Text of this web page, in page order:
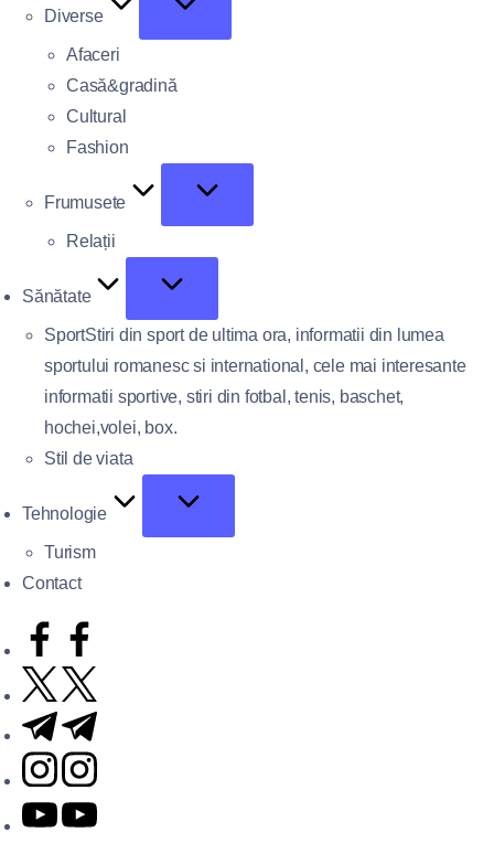
Diverse
Afaceri
Casă&gradină
Cultural
Fashion
Frumusete
Relații
Sănătate
SportStiri din sport de ultima ora, informatii din lumea
sportului romanesc si international, cele mai interesante
informatii sportive, stiri din fotbal, tenis, baschet,
hochei,volei, box.
Stil de viata
Tehnologie
Turism
Contact